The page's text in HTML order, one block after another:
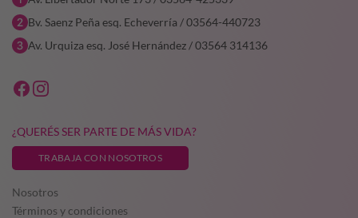
Bv. Saenz Peña esq. Echeverría / 03564-440723
Av. Urquiza esq. José Hernández / 03564 314136
¿QUERÉS SER PARTE DE MÁS VIDA?
TRABAJA CON NOSOTROS
Nosotros
Términos y condiciones